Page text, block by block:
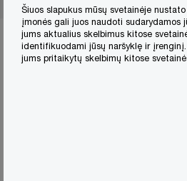
Šiuos slapukus mūsų svetainėje
įmonės gali juos naudoti sudarydamos
jums aktualius skelbimus kitose
identifikuodami jūsų naršyklę ir
jums pritaikytų skelbimų kitose